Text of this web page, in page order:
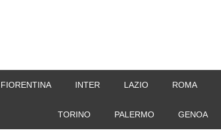
FIORENTINA INTER LAZIO ROMA
TORINO PALERMO GENOA